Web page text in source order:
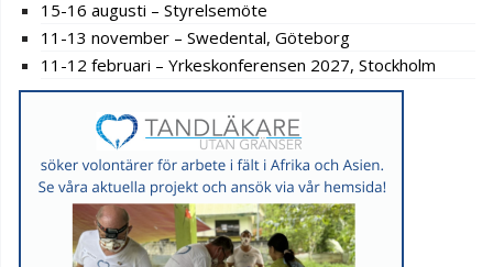
15-16 augusti – Styrelsemöte
11-13 november – Swedental, Göteborg
11-12 februari – Yrkeskonferensen 2027, Stockholm